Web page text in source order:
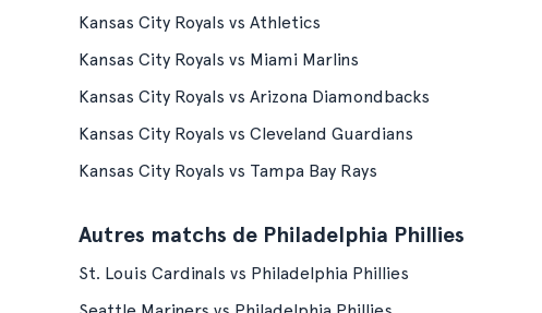
Kansas City Royals vs Athletics
Kansas City Royals vs Miami Marlins
Kansas City Royals vs Arizona Diamondbacks
Kansas City Royals vs Cleveland Guardians
Kansas City Royals vs Tampa Bay Rays
Autres matchs de Philadelphia Phillies
St. Louis Cardinals vs Philadelphia Phillies